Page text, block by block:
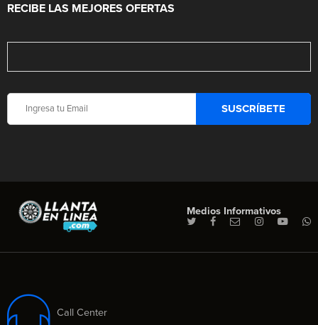
RECIBE LAS MEJORES OFERTAS
Medios Informativos
Call Center